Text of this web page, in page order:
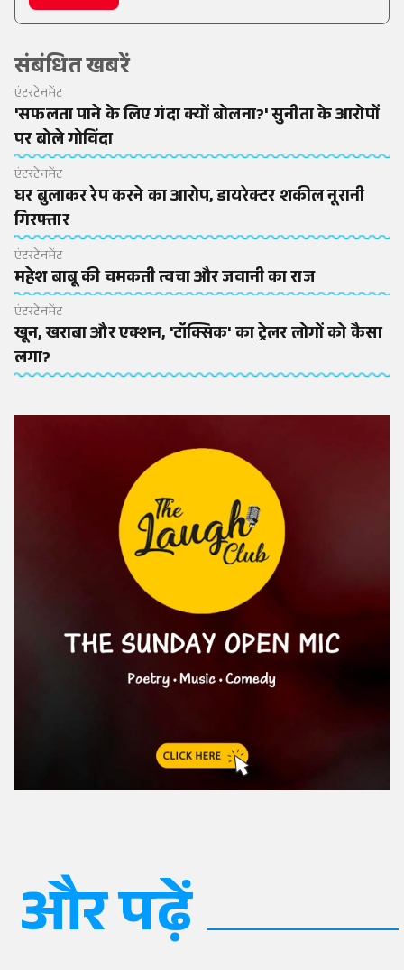
संबंधित खबरें
एंटरटेनमेंट
'सफलता पाने के लिए गंदा क्यों बोलना?' सुनीता के आरोपों
पर बोले गोविंदा
एंटरटेनमेंट
घर बुलाकर रेप करने का आरोप, डायरेक्टर शकील नूरानी
गिरफ्तार
एंटरटेनमेंट
महेश बाबू की चमकती त्वचा और जवानी का राज
एंटरटेनमेंट
खून, खराबा और एक्शन, 'टॉक्सिक' का ट्रेलर लोगों को कैसा
लगा?
और पढ़ें